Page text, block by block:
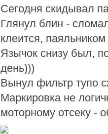
Сегодня скидывал
Глянул блин -
клеится,
Язычок снизу был,
день)))
Вынул фильтр тупо
Маркировка не
моторному отсеку -